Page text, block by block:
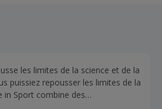
les limites de la science et de la
puissiez repousser les limites de la
in Sport combine des